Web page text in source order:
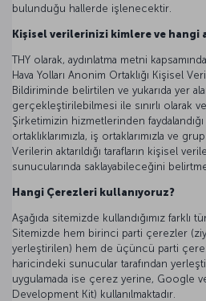
bulunduğu hallerde işlenecektir.
Kişisel verilerinizi kimlere ve
THY olarak, aydınlatma metni
Hava Yolları Anonim Ortaklığı Kişisel
Bildiriminde belirtilen ve yukarıda yer
gerçekleştirilebilmesi ile sınırlı olarak
Şirketimizin hizmetlerinden
ortaklıklarımızla, iş ortaklarımızla ve
Verilerin aktarıldığı tarafların kişisel
sunucularında saklayabileceğini
Hangi Çerezleri kullanıyoruz?
Aşağıda sitemizde kullandığımız farklı
Sitemizde hem birinci parti çerezler
yerleştirilen) hem de üçüncü parti
haricindeki sunucular tarafından
uygulamada ise çerez yerine, Google
Development Kit) kullanılmaktadır.